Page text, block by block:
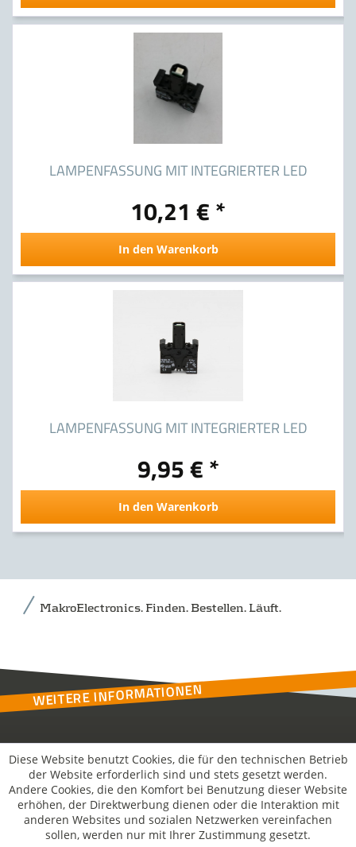
LAMPENFASSUNG MIT INTEGRIERTER LED
3SB3403-1RB
10,21 € *
In den Warenkorb
LAMPENFASSUNG MIT INTEGRIERTER LED
9,95 € *
In den Warenkorb
MakroElectronics. Finden. Bestellen. Läuft.
WEITERE INFORMATIONEN
Kontakt
MakroSolutions
Diese Website benutzt Cookies, die für den technischen Betrieb
der Website erforderlich sind und stets gesetzt werden.
Andere Cookies, die den Komfort bei Benutzung dieser Website
erhöhen, der Direktwerbung dienen oder die Interaktion mit
anderen Websites und sozialen Netzwerken vereinfachen
sollen, werden nur mit Ihrer Zustimmung gesetzt.